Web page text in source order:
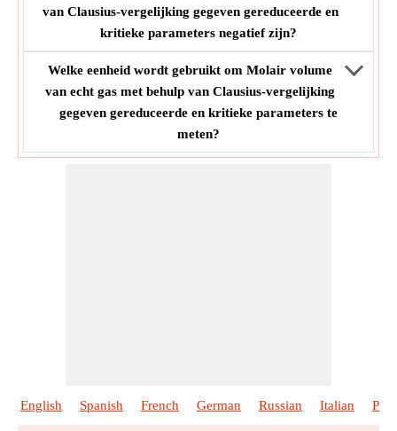
van Clausius-vergelijking gegeven gereduceerde en
kritieke parameters negatief zijn?
Welke eenheid wordt gebruikt om Molair volume
van echt gas met behulp van Clausius-vergelijking
gegeven gereduceerde en kritieke parameters te
meten?
English Spanish French German Russian Italian